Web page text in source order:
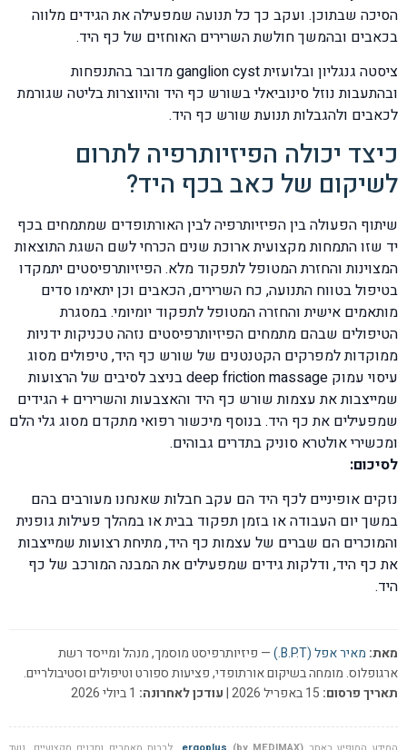
הסיכה שבתוכן. ועקב כך כל תנועה שמפעילה את הגידים מלווה
בכאבים ובהמשך חולשת השרירים האוחזים של כף היד.
ציסטה גנגליון ובלועזית ganglion cyst מדובר בהתנפחות
ובהתעבות נוזל סינוביאלי בשורש כף היד והיווצרות בליטה שגורמת
לכאבים ולהגבלות תנועת שורש כף היד.
כיצד יכולה הפיזיותרפיה לתרום
לשיקום של כאב בכף היד?
שיתוף הפעולה בין הפיזיותרפיה לבין האורתופדים שמתמחים בכף
יד שזו התמחות מקצועית ארוכת שנים הכרחי לשם השגת התוצאות
המצוינות והחזרת המטופל לתפקוד מלא. הפיזיותרפיסטים יתמקדו
בטיפול בטווח התנועה, כח השרירים, הכאבים וכן יתאימו סדים
מותאמים אישית והחזרה המטופל לתפקוד יומיומי. במסגרת
הטיפולים שבהם מתמחים הפיזיותרפיסטים נזהה טכניקות ידניות
ממוקדות למפרקים הקטנטנים של שורש כף היד, טיפולים מסוג
עיסוי עמוק deep friction massage בניצב לסיבים של הרצועות
שמייצבות את עצמות שורש כף היד והאצבעות והשרירים + הגידים
שמפעילים את כף היד. בנוסף מיכשור רפואי מתקדם מסוג גלי הלם
ומכשירי אולטרא סוניק בתדרים גבוהים.
לסיכום:
נזקים אופיניים לכף היד הם עקב חבלות שאנחנו מעורבים בהם
במשך יום העבודה או בזמן תפקוד בבית או במהלך פעילות גופנית
והמוכרים הם שברים של עצמות כף היד, מתיחת רצועות שמייצבות
את כף היד, ודלקות גידים שמפעילים את המבנה המורכב של כף
היד.
מאת: מאיר אפל (B.P.T.)
— פיזיותרפיסט מוסמך, מנהל ומייסד רשת
ארגופלוס. מומחה בשיקום אורתופדי, פציעות ספורט וטיפולים וסטיבולריים.
תאריך פרסום:
עודכן לאחרונה: